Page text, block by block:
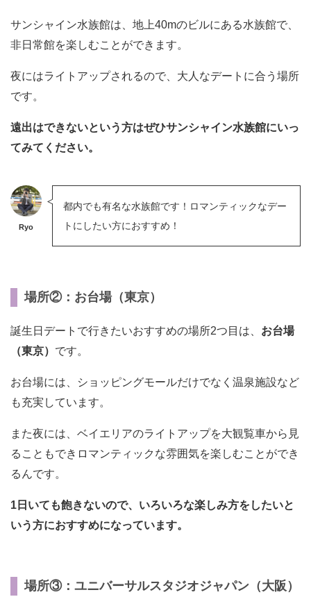
サンシャイン水族館は、地上40mのビルにある水族館で、
非日常館を楽しむことができます。
夜にはライトアップされるので、大人なデートに合う場所
です。
遠出はできないという方はぜひサンシャイン水族館にいっ
てみてください。
Ryo
都内でも有名な水族館です！ロマンティックなデー
トにしたい方におすすめ！
場所②：お台場（東京）
誕生日デートで行きたいおすすめの場所2つ目は、 お台場
（東京） です。
お台場には、ショッピングモールだけでなく温泉施設など
も充実しています。
また夜には、ベイエリアのライトアップを大観覧車から見
ることもできロマンティックな雰囲気を楽しむことができ
るんです。
1日いても飽きないので、いろいろな楽しみ方をしたいと
いう方におすすめになっています。
場所③：ユニバーサルスタジオジャパン（大阪）